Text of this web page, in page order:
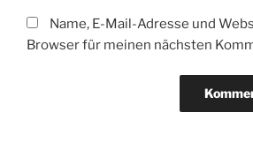
Name, E-Mail-Adresse und
Browser für meinen nächsten